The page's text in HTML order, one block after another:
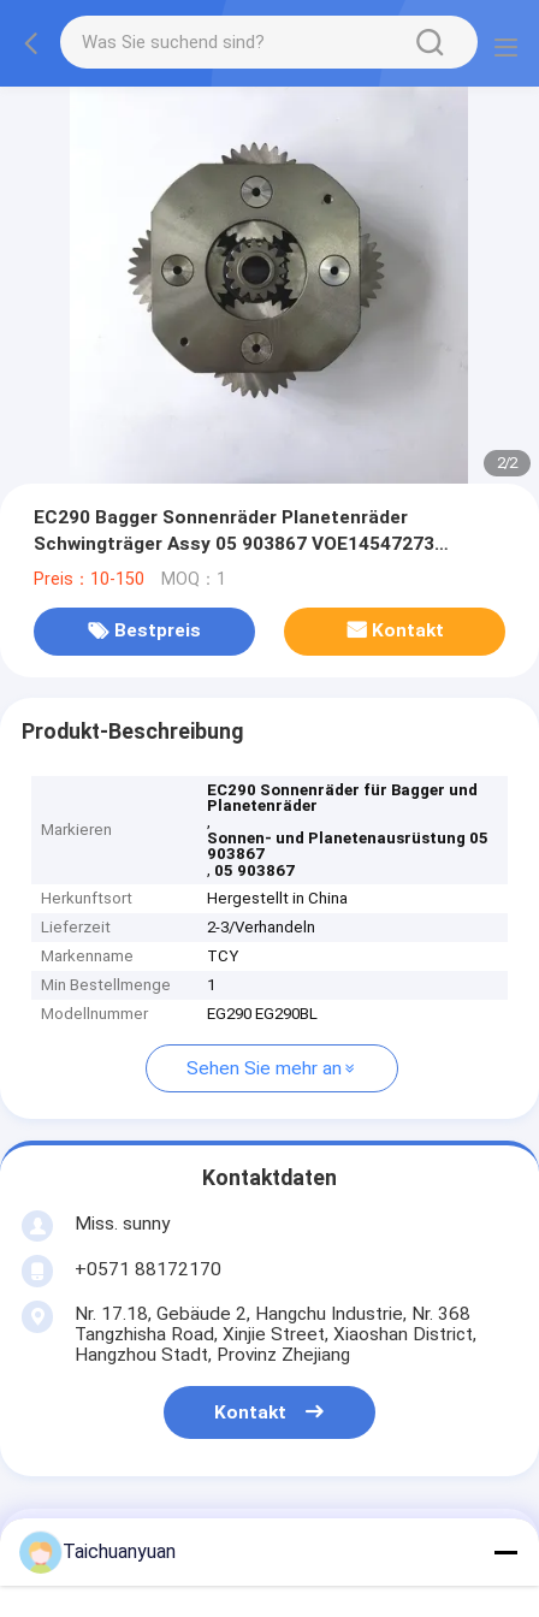
2/2
EC290 Bagger Sonnenräder Planetenräder
Schwingträger Assy 05 903867 VOE14547273
VOE14547280
Preis：10-150 MOQ：1
Bestpreis Kontakt
Produkt-Beschreibung
Markieren
EC290 Sonnenräder für Bagger und
Planetenräder
,
Sonnen- und Planetenausrüstung 05
903867
, 05 903867
Herkunftsort
Hergestellt in China
Lieferzeit
2-3/Verhandeln
Markenname
TCY
Min Bestellmenge
1
Modellnummer
EG290 EG290BL
Sehen Sie mehr an
Kontaktdaten
Miss. sunny
+0571 88172170
Nr. 17.18, Gebäude 2, Hangchu Industrie, Nr. 368
Tangzhisha Road, Xinjie Street, Xiaoshan District,
Hangzhou Stadt, Provinz Zhejiang
Kontakt
Erhalten Sie Den Besten Preis Für
Taichuanyuan